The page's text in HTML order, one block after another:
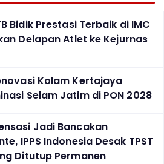
Bidik Prestasi Terbaik di IMC
Delapan Atlet ke Kejurnas
Kolam Kertajaya
Selam Jatim di PON 2028
Jadi Bancakan
IPPS Indonesia Desak TPST
Ditutup Permanen